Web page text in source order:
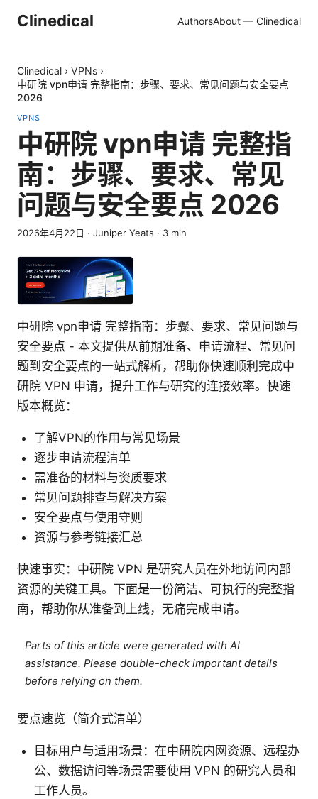
Clinedical AuthorsAbout — Clinedical
Clinedical › VPNs ›
中研院 vpn申请 完整指南：步骤、要求、常见问题与安全要点
2026
VPNS
中研院 vpn申请 完整指
南：步骤、要求、常见
问题与安全要点 2026
2026年4月22日 · Juniper Yeats · 3 min
中研院 vpn申请 完整指南：步骤、要求、常见问题与
安全要点 - 本文提供从前期准备、申请流程、常见问
题到安全要点的一站式解析，帮助你快速顺利完成中
研院 VPN 申请，提升工作与研究的连接效率。快速
版本概览：
了解VPN的作用与常见场景
逐步申请流程清单
需准备的材料与资质要求
常见问题排查与解决方案
安全要点与使用守则
资源与参考链接汇总
快速事实：中研院 VPN 是研究人员在外地访问内部
资源的关键工具。下面是一份简洁、可执行的完整指
南，帮助你从准备到上线，无痛完成申请。
Parts of this article were generated with AI
assistance. Please double-check important details
before relying on them.
要点速览（简介式清单）
目标用户与适用场景：在中研院内网资源、远程办
公、数据访问等场景需要使用 VPN 的研究人员和
工作人员。